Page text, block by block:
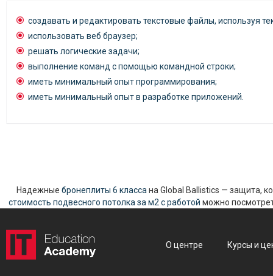
создавать и редактировать текстовые файлы, используя
использовать веб браузер;
решать логические задачи;
выполнение команд с помощью командной строки;
иметь минимальный опыт программирования;
иметь минимальный опыт в разработке приложений.
Надежные бронеплиты 6 класса на Global Ballistics — защита,
стоимость подвесного потолка за м2 с работой можно
О центре Курсы и